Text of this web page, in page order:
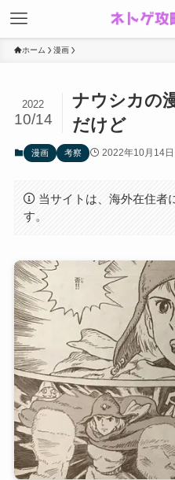
ホーム 漫画
ナウシカの
だけど
2022
10/14
漫画 考察 2022年10月14日
当サイトは、海外在住者
す。